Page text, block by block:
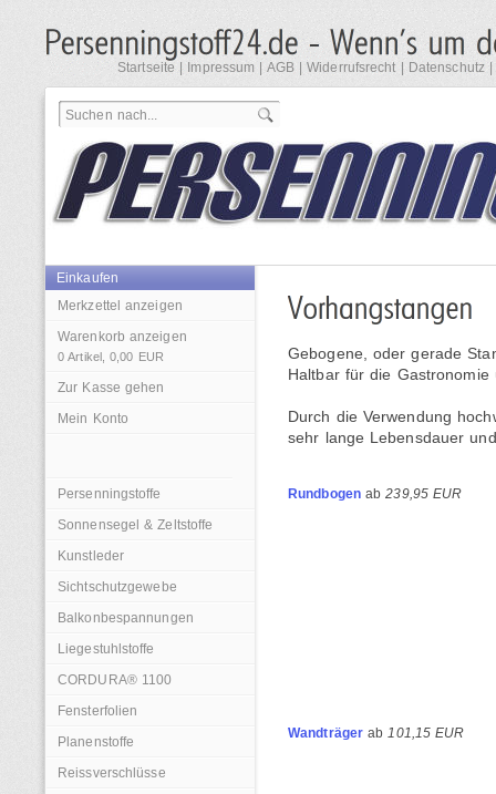
Startseite| Impressum AGB|Widerrufsrecht| Datenschutz
Einkaufen
Merkzettel anzeigen
Warenkorb anzeigen
0 Artikel,0,00 EUR
Zur Kasse gehen
Mein Konto
Persenningstoffe
Sonnensegel & Zeltstoffe
Kunstleder
Sichtschutzgewebe
Balkonbespannungen
Liegestuhlstoffe
CORDURA® 1100
Fensterfolien
Planenstoffe
Reissverschlüsse
Gebogene, oder gerade
Haltbar für die
Durch die Verwendung
sehr lange Lebensdauer
Rundbogenab239,95 EUR
Wandträger ab101,15 EUR